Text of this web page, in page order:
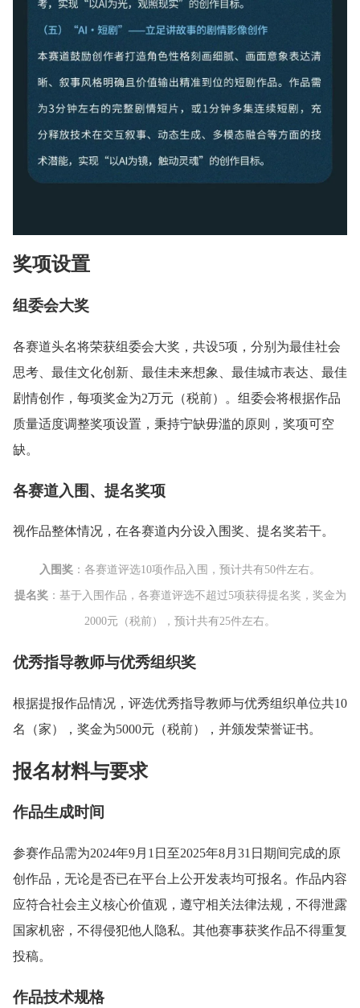
奖项设置
组委会大奖
各赛道头名将荣获组委会大奖，共设5项，分别为最佳社会
思考、最佳文化创新、最佳未来想象、最佳城市表达、最佳
剧情创作，每项奖金为2万元（税前）。组委会将根据作品
质量适度调整奖项设置，秉持宁缺毋滥的原则，奖项可空
缺。
各赛道入围、提名奖项
视作品整体情况，在各赛道内分设入围奖、提名奖若干。
入围奖 ：各赛道评选10项作品入围，预计共有50件左右。
提名奖：基于入围作品，各赛道评选不超过5项获得提名奖，奖金为
2000元（税前），预计共有25件左右。
优秀指导教师与优秀组织奖
根据提报作品情况，评选优秀指导教师与优秀组织单位共10
名（家），奖金为5000元（税前），并颁发荣誉证书。
报名材料与要求
作品生成时间
参赛作品需为2024年9月1日至2025年8月31日期间完成的原
创作品，无论是否已在平台上公开发表均可报名。作品内容
应符合社会主义核心价值观，遵守相关法律法规，不得泄露
国家机密，不得侵犯他人隐私。其他赛事获奖作品不得重复
投稿。
作品技术规格